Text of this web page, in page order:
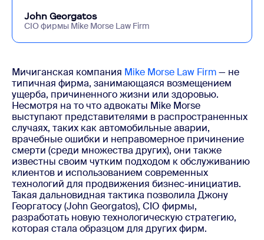
John Georgatos
CIO фирмы Mike Morse Law Firm
Мичиганская компания Mike Morse Law Firm— не
типичная фирма, занимающаяся возмещением
ущерба, причиненного жизни или здоровью.
Несмотря на то что адвокаты Mike Morse
выступают представителями в распространенных
случаях, таких как автомобильные аварии,
врачебные ошибки и неправомерное причинение
смерти (среди множества других), они также
известны своим чутким подходом к обслуживанию
клиентов и использованием современных
технологий для продвижения бизнес-инициатив.
Такая дальновидная тактика позволила Джону
Георгатосу (John Georgatos), CIO фирмы,
разработать новую технологическую стратегию,
которая стала образцом для других фирм.